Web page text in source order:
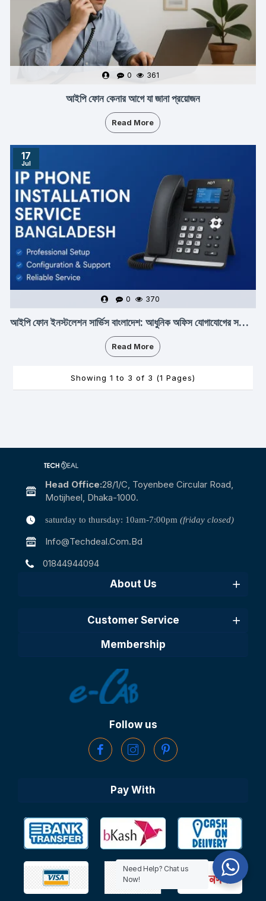
0 361
আইপি ফোন কেনার আগে যা জানা প্রয়োজন
Read More
17
Jul
0 370
আইপি ফোন ইনস্টলেশন সার্ভিস বাংলাদেশ: আধুনিক অফিস যোগাযোগের সম্পূর্ণ সমাধান
Read More
Showing 1 to 3 of 3 (1 Pages)
Head Office:28/1/c, Toyenbee Circular Road,
Motijheel, Dhaka-1000.
saturday to thursday: 10am-7:00pm (friday closed)
Info@techdeal.com.bd
01844944094
About Us
Customer Service
Membership
Follow us
Pay With
Need Help? Chat us
Now!